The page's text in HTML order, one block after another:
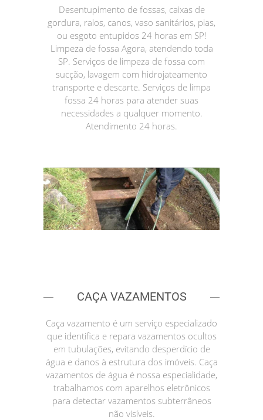
Desentupimento de fossas, caixas de
gordura, ralos, canos, vaso sanitários, pias,
ou esgoto entupidos 24 horas em SP!
Limpeza de fossa Agora, atendendo toda
SP. Serviços de limpeza de fossa com
sucção, lavagem com hidrojateamento
transporte e descarte. Serviços de limpa
fossa 24 horas para atender suas
necessidades a qualquer momento.
Atendimento 24 horas.
CAÇA VAZAMENTOS
Caça vazamento é um serviço especializado
que identifica e repara vazamentos ocultos
em tubulações, evitando desperdício de
água e danos à estrutura dos imóveis. Caça
vazamentos de água é nossa especialidade,
trabalhamos com aparelhos eletrônicos
para detectar vazamentos subterrâneos
não visíveis.